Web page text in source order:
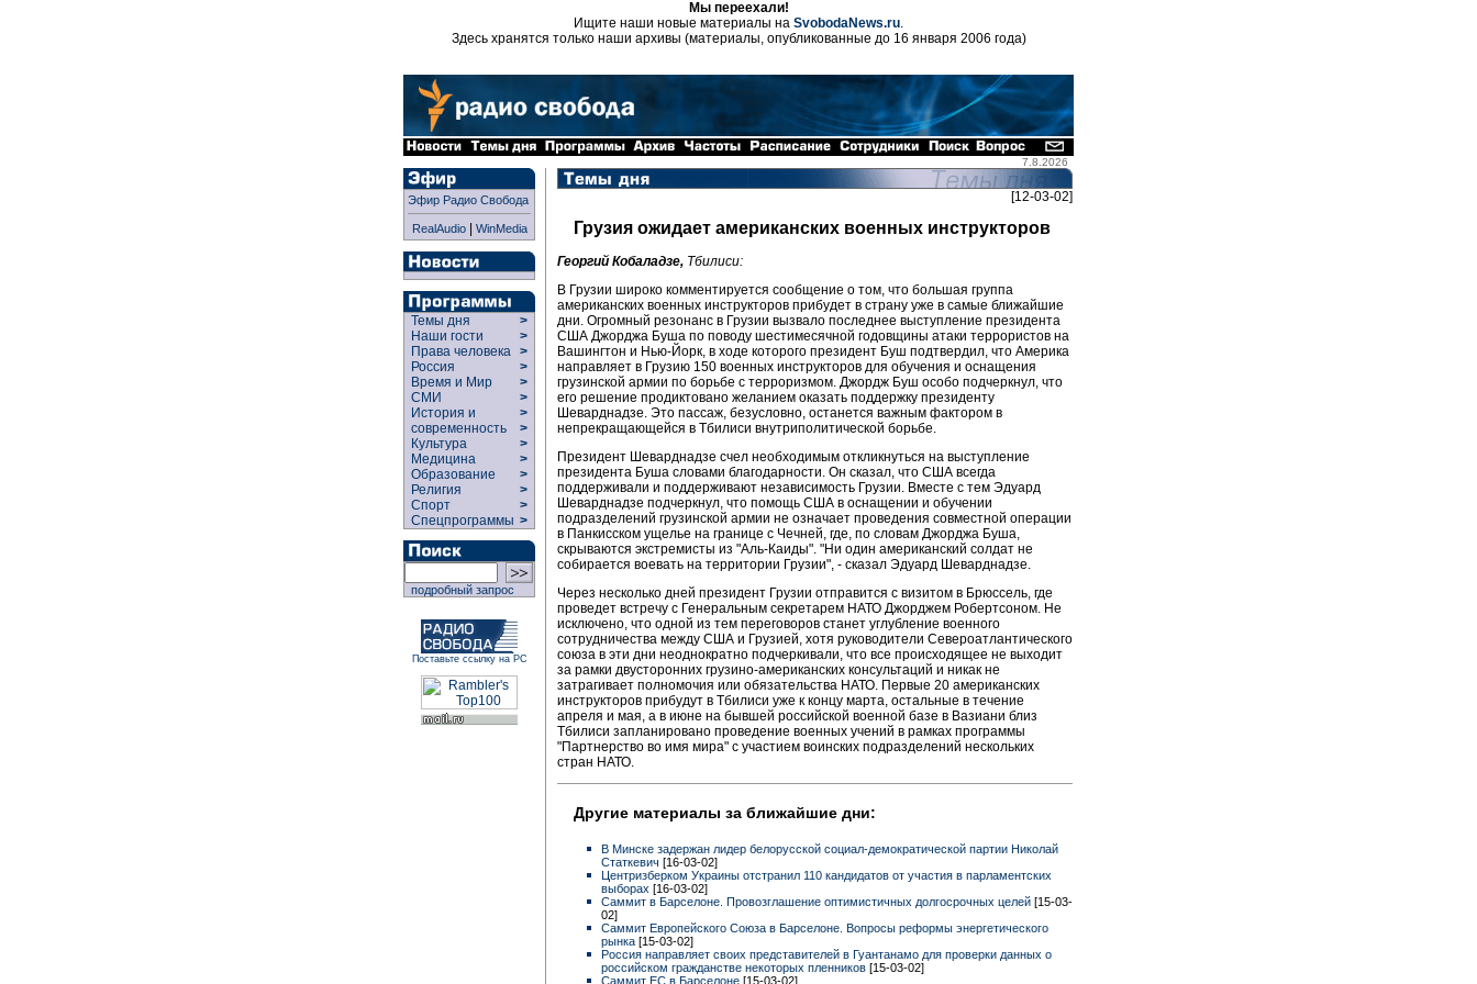
Мы переехали!
Ищите наши новые материалы на SvobodaNews.ru.
Здесь хранятся только наши архивы (материалы, опубликованные до 16 января 2006 года)
7.8.2026
Эфир Радио Свобода
RealAudio| WinMedia
Темы дня
>
Наши гости
>
Права человека >
Россия
>
Время и Мир
>
СМИ
>
История и
современность
>
>
Культура
>
Медицина
>
Образование
>
Религия
>
Спорт
>
Спецпрограммы >
подробный запрос
Поставьте ссылку на РС
[12-03-02]
Грузия ожидает американских военных инструкторов
Георгий Кобаладзе, Тбилиси:
В Грузии широко комментируется сообщение о том, что большая группа
американских военных инструкторов прибудет в страну уже в самые ближайшие
дни. Огромный резонанс в Грузии вызвало последнее выступление президента
США Джорджа Буша по поводу шестимесячной годовщины атаки террористов на
Вашингтон и Нью-Йорк, в ходе которого президент Буш подтвердил, что Америка
направляет в Грузию 150 военных инструкторов для обучения и оснащения
грузинской армии по борьбе с терроризмом. Джордж Буш особо подчеркнул, что
его решение продиктовано желанием оказать поддержку президенту
Шеварднадзе. Это пассаж, безусловно, останется важным фактором в
непрекращающейся в Тбилиси внутриполитической борьбе.
Президент Шеварднадзе счел необходимым откликнуться на выступление
президента Буша словами благодарности. Он сказал, что США всегда
поддерживали и поддерживают независимость Грузии. Вместе с тем Эдуард
Шеварднадзе подчеркнул, что помощь США в оснащении и обучении
подразделений грузинской армии не означает проведения совместной операции
в Панкисском ущелье на границе с Чечней, где, по словам Джорджа Буша,
скрываются экстремисты из "Аль-Каиды". "Ни один американский солдат не
собирается воевать на территории Грузии", - сказал Эдуард Шеварднадзе.
Через несколько дней президент Грузии отправится с визитом в Брюссель, где
проведет встречу с Генеральным секретарем НАТО Джорджем Робертсоном. Не
исключено, что одной из тем переговоров станет углубление военного
сотрудничества между США и Грузией, хотя руководители Североатлантического
союза в эти дни неоднократно подчеркивали, что все происходящее не выходит
за рамки двусторонних грузино-американских консультаций и никак не
затрагивает полномочия или обязательства НАТО. Первые 20 американских
инструкторов прибудут в Тбилиси уже к концу марта, остальные в течение
апреля и мая, а в июне на бывшей российской военной базе в Вазиани близ
Тбилиси запланировано проведение военных учений в рамках программы
"Партнерство во имя мира" с участием воинских подразделений нескольких
стран НАТО.
Другие материалы за ближайшие дни:
В Минске задержан лидер белорусской социал-демократической партии Николай
Статкевич [16-03-02]
Центризберком Украины отстранил 110 кандидатов от участия в парламентских
выборах [16-03-02]
Саммит в Барселоне. Провозглашение оптимистичных долгосрочных целей [15-03-
02]
Саммит Европейского Союза в Барселоне. Вопросы реформы энергетического
рынка [15-03-02]
Россия направляет своих представителей в Гуантанамо для проверки данных о
российском гражданстве некоторых пленников [15-03-02]
Саммит ЕС в Барселоне [15-03-02]